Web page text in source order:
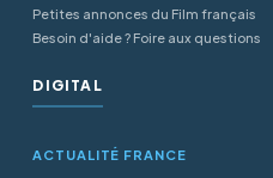
Petites annonces du Film français
Besoin d'aide ? Foire aux questions
DIGITAL
ACTUALITÉ FRANCE